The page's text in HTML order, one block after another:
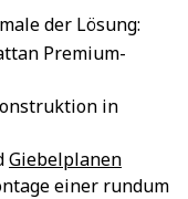
der Lösung:
Premium-
in
Giebelplanen
einer rundum